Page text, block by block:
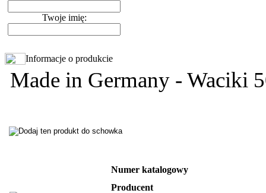
Twoje imię:
Informacje o produkcie
Made in Germany - Waciki
Numer katalogowy
Producent